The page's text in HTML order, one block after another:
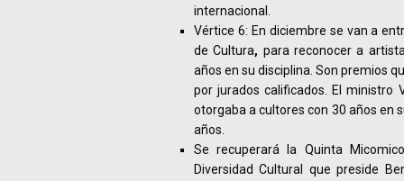
internacional.
Vértice 6: En diciembre se van a
de Cultura, para reconocer a
años en su disciplina. Son premios
por jurados calificados. El ministro
otorgaba a cultores con 30 años en
años.
Se recuperará la Quinta
Diversidad Cultural que preside